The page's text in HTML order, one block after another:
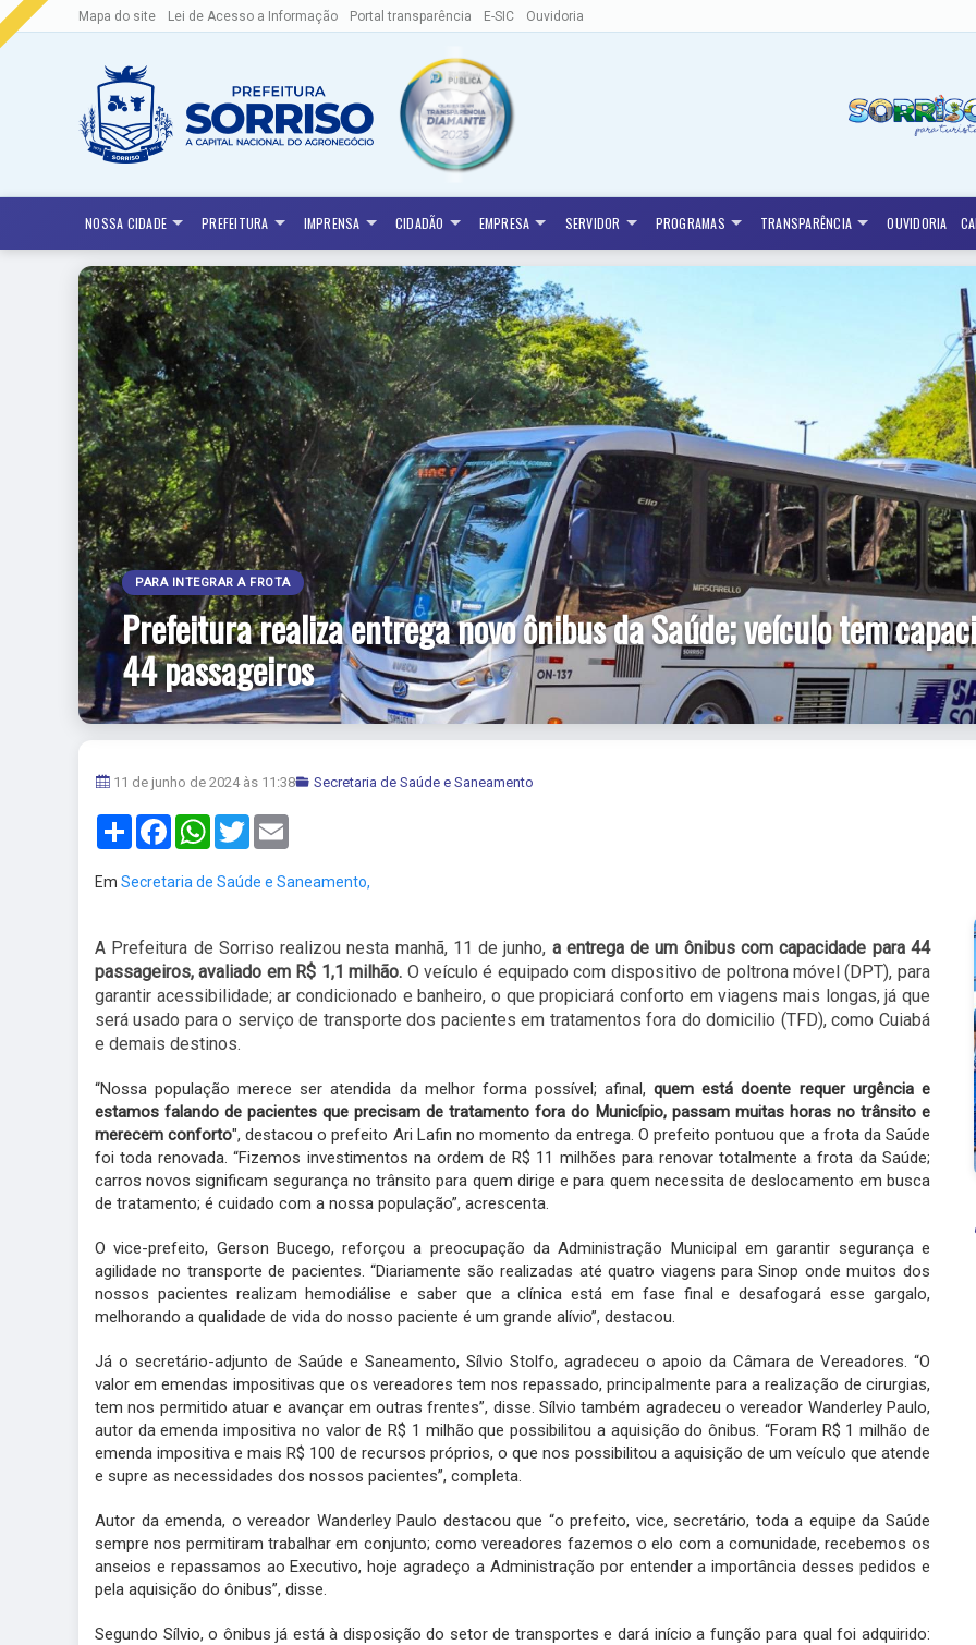
Mapa do site Lei de Acesso a Informação Portal transparência E-SIC Ouvidoria
NOSSA CIDADE PREFEITURA IMPRENSA CIDADÃO EMPRESA SERVIDOR PROGRAMAS TRANSPARÊNCIA OUVIDORIA
PARA INTEGRAR A FROTA
Prefeitura realiza entrega novo ônibus da Saúde; veículo tem
44 passageiros
11 de junho de 2024 às 11:38 Secretaria de Saúde e Saneamento
Share FacebookWhatsApp
Twitter
Em Secretaria de Saúde e Saneamento,
A Prefeitura de Sorriso realizou nesta manhã, 11 de junho, a entrega de um ônibus com capacidade para 44
passageiros, avaliado em R$ 1,1 milhão. O veículo é equipado com dispositivo de poltrona móvel (DPT), para
garantir acessibilidade; ar condicionado e banheiro, o que propiciará conforto em viagens mais longas, já que
será usado para o serviço de transporte dos pacientes em tratamentos fora do domicilio (TFD), como Cuiabá
e demais destinos.
“Nossa população merece ser atendida da melhor forma possível; afinal,quem está doente requer urgência e
estamos falando de pacientes que precisam de tratamento fora do Município, passam muitas horas no trânsito e
merecem conforto", destacou o prefeito Ari Lafin no momento da entrega. O prefeito pontuou que a frota da Saúde
foi toda renovada. “Fizemos investimentos na ordem de R$ 11 milhões para renovar totalmente a frota da Saúde;
carros novos significam segurança no trânsito para quem dirige e para quem necessita de deslocamento em busca
de tratamento; é cuidado com a nossa população”, acrescenta.
O vice-prefeito, Gerson Bucego, reforçou a preocupação da Administração Municipal em garantir segurança e
agilidade no transporte de pacientes. “Diariamente são realizadas até quatro viagens para Sinop onde muitos dos
nossos pacientes realizam hemodiálise e saber que a clínica está em fase final e desafogará esse gargalo,
melhorando a qualidade de vida do nosso paciente é um grande alívio”, destacou.
Já o secretário-adjunto de Saúde e Saneamento, Sílvio Stolfo, agradeceu o apoio da Câmara de Vereadores. “O
valor em emendas impositivas que os vereadores tem nos repassado, principalmente para a realização de cirurgias,
tem nos permitido atuar e avançar em outras frentes”, disse. Sílvio também agradeceu o vereador Wanderley Paulo,
autor da emenda impositiva no valor de R$ 1 milhão que possibilitou a aquisição do ônibus. “Foram R$ 1 milhão de
emenda impositiva e mais R$ 100 de recursos próprios, o que nos possibilitou a aquisição de um veículo que atende
e supre as necessidades dos nossos pacientes”, completa.
Autor da emenda, o vereador Wanderley Paulo destacou que “o prefeito, vice, secretário, toda a equipe da Saúde
sempre nos permitiram trabalhar em conjunto; como vereadores fazemos o elo com a comunidade, recebemos os
anseios e repassamos ao Executivo, hoje agradeço a Administração por entender a importância desses pedidos e
pela aquisição do ônibus”, disse.
Segundo Sílvio, o ônibus já está à disposição do setor de transportes e dará início a função para qual foi adquirido: